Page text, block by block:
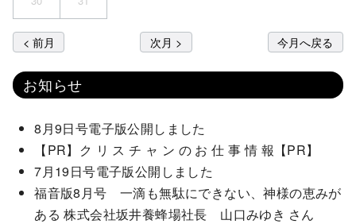
< 前月 次月 > 今月へ戻る
お知らせ
8月9日号電子版公開しました
【PR】ク リ ス チ ャ ン の お 仕 事 情 報【PR】
7月19日号電子版公開しました
福音版8月号 一滴も無駄にできない、神様の恵みが
ある 株式会社坂井養蜂場社長 山口みゆき さん